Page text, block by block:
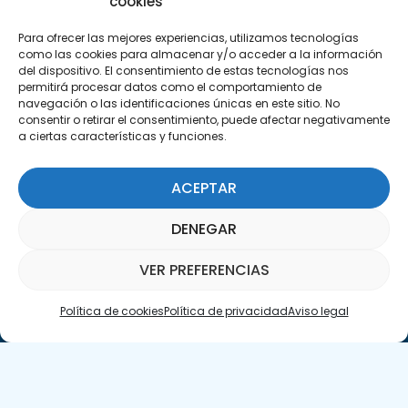
Para ofrecer las mejores experiencias, utilizamos tecnologías
como las cookies para almacenar y/o acceder a la información
del dispositivo. El consentimiento de estas tecnologías nos
permitirá procesar datos como el comportamiento de
navegación o las identificaciones únicas en este sitio. No
consentir o retirar el consentimiento, puede afectar negativamente
a ciertas características y funciones.
ACEPTAR
DENEGAR
VER PREFERENCIAS
Política de cookiesPolítica de privacidadAviso legal
29590 Campanillas, Málaga
Suscríbete a nuestra Newsletter
SUSCRÍBETE AQUÍ